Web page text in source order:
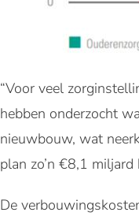
“Voor veel
hebben onderzocht
nieuwbouw, wat
plan zo’n €8,1 miljard
De